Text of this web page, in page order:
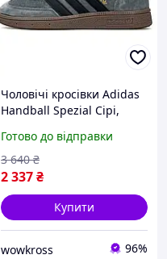
Чоловічі кросівки Adidas
Handball Spezial Сірі,
демісезонні кросівки
Адідас низькі спортивні
Готово до відправки
2 337₴
3 640 ₴
Купити
wowkross 96%